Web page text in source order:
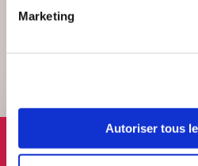
Marketing
Autoriser tous
SUIVEZ-